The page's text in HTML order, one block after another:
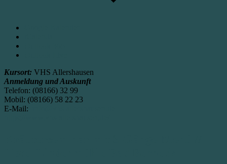
Kursort: VHS Allershausen
Anmeldung und Auskunft
Telefon: (08166) 32 99
Mobil: (08166) 58 22 23
E-Mail: